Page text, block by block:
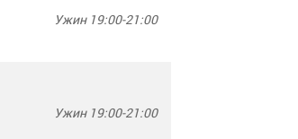
Ужин 19:00-21:00
Ужин 19:00-21:00